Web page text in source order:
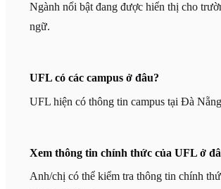
Ngành nổi bật đang được hiển thị cho
ngữ.
UFL có các campus ở đâu?
UFL hiện có thông tin campus tại Đà
Xem thông tin chính thức của UFL ở
Anh/chị có thể kiểm tra thông tin chính